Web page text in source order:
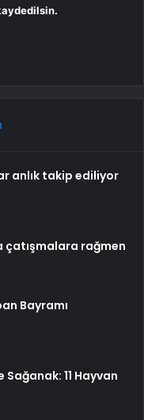
anlık takip ediliyor
çatışmalara rağmen
Bayramı
Sağanak: 11 Hayvan